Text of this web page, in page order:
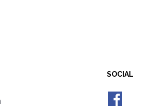
SOCIAL